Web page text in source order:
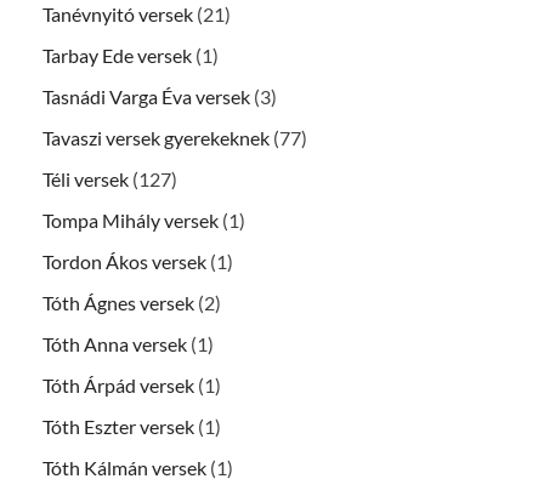
Tanévnyitó versek (21)
Tarbay Ede versek (1)
Tasnádi Varga Éva versek (3)
Tavaszi versek gyerekeknek (77)
Téli versek (127)
Tompa Mihály versek (1)
Tordon Ákos versek (1)
Tóth Ágnes versek (2)
Tóth Anna versek (1)
Tóth Árpád versek (1)
Tóth Eszter versek (1)
Tóth Kálmán versek (1)